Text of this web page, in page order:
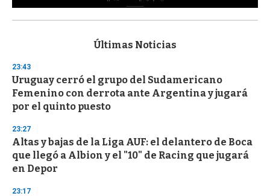
s
d
s
o
f
3
s
e
c
o
n
Últimas Noticias
23:43
Uruguay cerró el grupo del Sudamericano
Femenino con derrota ante Argentina y jugará
por el quinto puesto
23:27
Altas y bajas de la Liga AUF: el delantero de Boca
que llegó a Albion y el "10" de Racing que jugará
en Depor
23:17